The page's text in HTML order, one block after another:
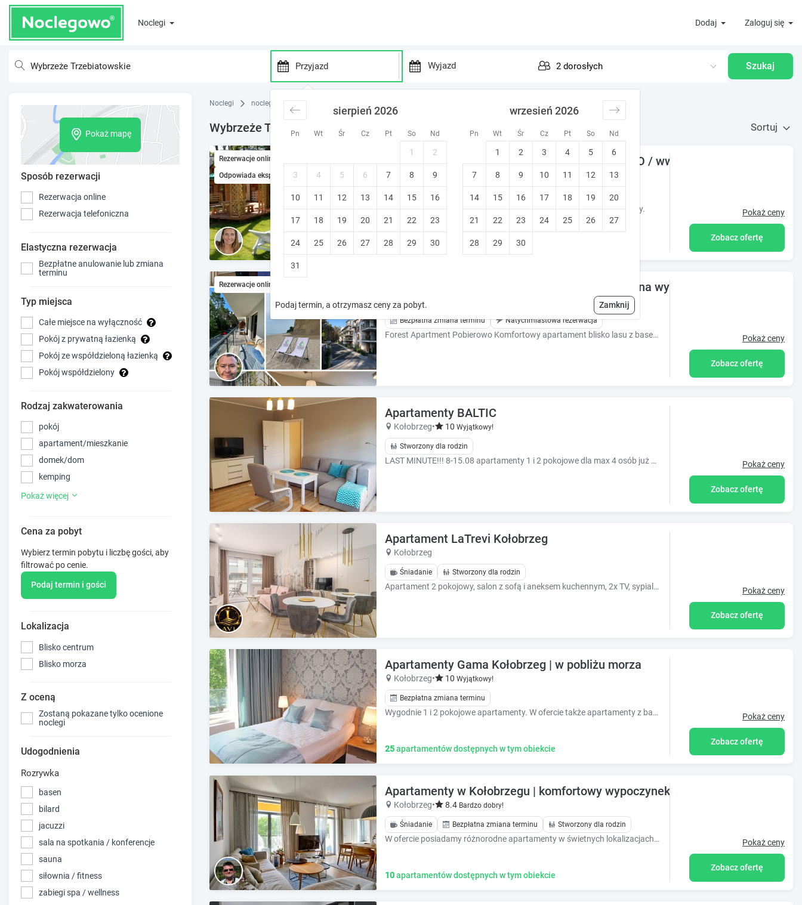
Noclegi Dodaj Zaloguj się
P
e
s
s
d
o
w
n
r
e
t
o
i
n
t
e
r
a
i
t
h
t
h
l
e
n
a
r
a
n
d
s
e
l
e
c
t
a
d
t
e
.
e
s
s
t
d
w
a
e
y
t
r
a
t
w
e
l
e
n
e
l
t
.
P
s
Pn Wt Śr Cz Pt So Nd Pn Wt Śr Cz Pt So Nd
sierpień 2026
1 2
3 4 5 6 7 8 9
10 11 12 13 14 15 16
17 18 19 20 21 22 23
24 25 26 27 28 29 30
31
wrzesień 2026
1 2 3 4 5 6
7 8 9 10 11 12 13
14 15 16 17 18 19 20
21 22 23 24 25 26 27
28 29 30
Podaj termin, a otrzymasz ceny za pobyt. Zamknij
Szukaj
Pokaż mapę
Sposób rezerwacji
Rezerwacja online
Rezerwacja telefoniczna
Elastyczna rezerwacja
Bezpłatne anulowanie lub zmiana
terminu
Typ miejsca
Całe miejsce na wyłączność
Pokój z prywatną łazienką
Pokój ze współdzieloną łazienką
Pokój współdzielony
Rodzaj zakwaterowania
pokój
apartament/mieszkanie
domek/dom
kemping
Pokaż więcej
Cena za pobyt
Wybierz termin pobytu i liczbę gości, aby
filtrować po cenie.
Podaj termin i gości
Lokalizacja
Blisko centrum
Blisko morza
Z oceną
Zostaną pokazane tylko ocenione
noclegi
Udogodnienia
Rozrywka
basen
bilard
jacuzzi
sala na spotkania / konferencje
sauna
siłownia / fitness
zabiegi spa / wellness
Noclegi noclegi nad morzem
Wybrzeże Trzebiatowskie - noclegi Sortuj
Rezerwacje online
Odpowiada ekspresowo
NOWE Domki z BALI - NawaraPARK POBIEROWO / www.pobierowo24.pl /
Pobierowo• Wyjątkowy!
Bezpłatna zmiana terminu Stworzony dla rodzin
R A B A T - 50% taniej! ***W R Z E S I E Ń*** WSZYSTKIE DOMKI z oferty. Pokaż ceny
Zobacz ofertę
Rezerwacje online Forest Apartment Komfort blisko morza. Basen na wyciągnięcie ręki.
Pobierowo
Bezpłatna zmiana terminu Natychmiastowa rezerwacja
Forest Apartment Pobierowo Komfortowy apartament blisko lasu z basenem, idealny na aktywny i premium wypoczynek nad morzem. Pokaż ceny
Zobacz ofertę
Apartamenty BALTIC
Kołobrzeg• 10 Wyjątkowy!
Stworzony dla rodzin
LAST MINUTE!!! 8-15.08 apartamenty 1 i 2 pokojowe dla max 4 osób już od 2000 zł/pobyt Pokaż ceny
Zobacz ofertę
Apartament LaTrevi Kołobrzeg
Kołobrzeg
Śniadanie Stworzony dla rodzin
Apartament 2 pokojowy, salon z sofą i aneksem kuchennym, 2x TV, sypialnia, łazienka z pralką ,WC i prysznicem oraz 17m2 taras Pokaż ceny
Zobacz ofertę
Apartamenty Gama Kołobrzeg | w pobliżu morza
Kołobrzeg• 10 Wyjątkowy!
Bezpłatna zmiana terminu
Wygodnie 1 i 2 pokojowe apartamenty. W ofercie także apartamenty z basenami. Lokalizacja - dzielnica portowa, okolice molo Zapraszamy przez cały rok!
25apartamentów dostępnych w tym obiekcie
Pokaż ceny
Zobacz ofertę
Apartamenty w Kołobrzegu | komfortowy wypoczynek w pobliżu morza
Kołobrzeg• 8.4 Bardzo dobry!
Śniadanie Bezpłatna zmiana terminu Stworzony dla rodzin
W ofercie posiadamy różnorodne apartamenty w świetnych lokalizacjach, nawet 30 m od plaży. Nowoczesny wystrój, pełne wyposażenie, akceptacja zwierząt.
10apartamentów dostępnych w tym obiekcie
Pokaż ceny
Zobacz ofertę